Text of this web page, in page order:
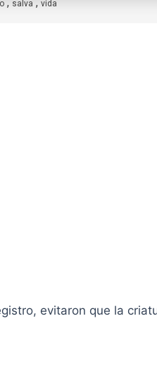
, salva , vida
evitaron que la